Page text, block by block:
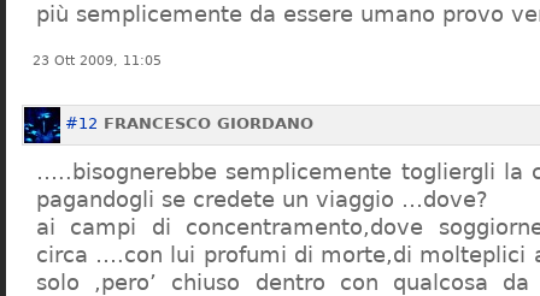
più semplicemente da essere umano provo
23 Ott 2009, 11:05
#12 FRANCESCO GIORDANO
…..bisognerebbe semplicemente togliergli la
pagandogli se credete un viaggio …dove?
ai campi di concentramento,dove
circa ….con lui profumi di morte,di molteplici
solo ,pero’ chiuso dentro con qualcosa